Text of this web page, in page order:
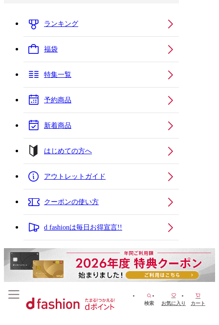
ランキング
福袋
特集一覧
予約商品
新着商品
はじめての方へ
アウトレットガイド
クーポンの使い方
d fashionは毎日お得宣言!!
検索 お気に入り カート